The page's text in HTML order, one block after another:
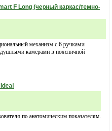
F Long (черный каркас/темно-
механизм с 6 ручками
камерами в поясничной
по анатомическим показателям.